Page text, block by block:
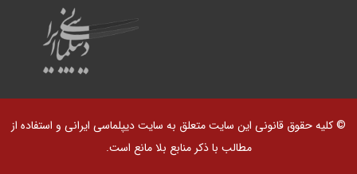
© کلیه حقوق قانونی این سایت متعلق به سایت دیپلماسی ایرانی و استفاده از
مطالب با ذکر منابع بلا مانع است.